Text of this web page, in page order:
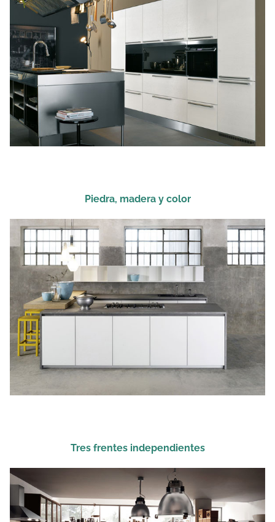
Piedra, madera y color
Tres frentes independientes